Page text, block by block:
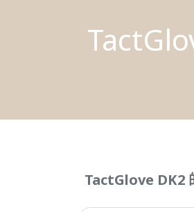
TactGlove DK2